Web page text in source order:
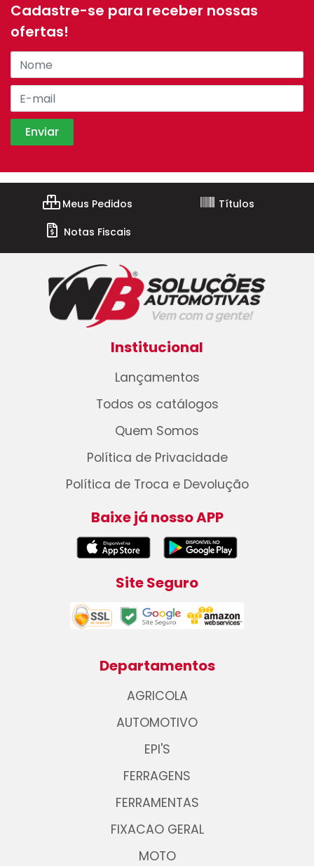
Cadastre-se para receber nossas
ofertas!
Meus Pedidos
Títulos
Notas Fiscais
Institucional
Lançamentos
Todos os catálogos
Quem Somos
Política de Privacidade
Política de Troca e Devolução
Baixe já nosso APP
Site Seguro
Departamentos
AGRICOLA
AUTOMOTIVO
EPI'S
FERRAGENS
FERRAMENTAS
FIXACAO GERAL
MOTO